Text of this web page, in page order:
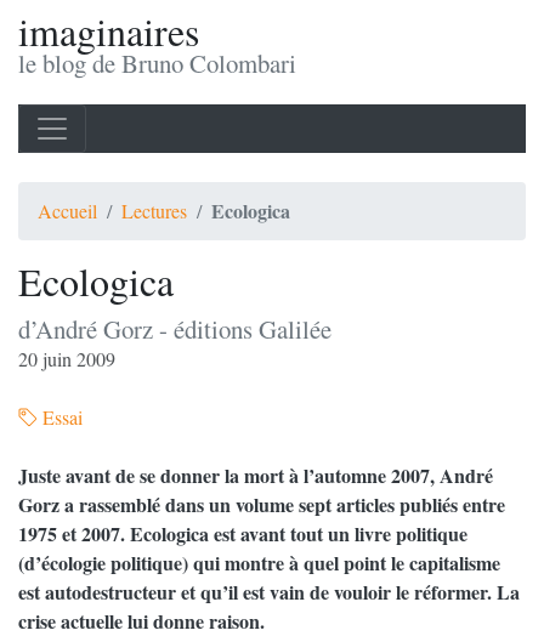
imaginaires
le blog de Bruno Colombari
Accueil Lectures Ecologica
Ecologica
d’André Gorz - éditions Galilée
20 juin 2009
Essai
Juste avant de se donner la mort à l’automne 2007, André
Gorz a rassemblé dans un volume sept articles publiés entre
1975 et 2007. Ecologica est avant tout un livre politique
(d’écologie politique) qui montre à quel point le capitalisme
est autodestructeur et qu’il est vain de vouloir le réformer. La
crise actuelle lui donne raison.